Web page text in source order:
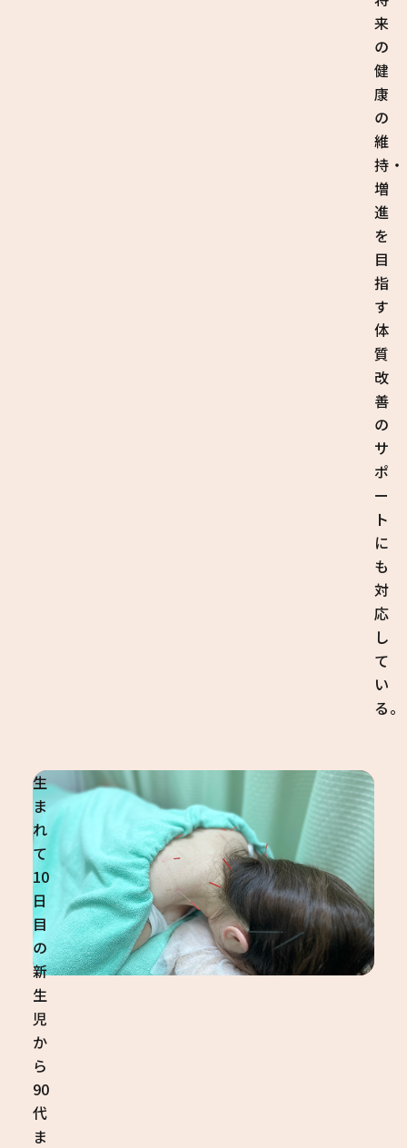
来
の
健
康
の
維
持・
増
進
を
目
指
す
体
質
改
善
の
サ
ポ
ー
ト
に
も
対
応
し
て
い
る。
生
ま
れ
て
10
日
目
の
新
生
児
か
ら
90
代
ま